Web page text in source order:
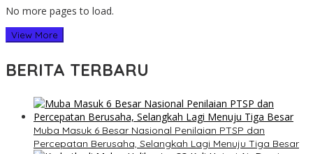
No more pages to load.
View More
BERITA TERBARU
Muba Masuk 6 Besar Nasional Penilaian PTSP dan
Percepatan Berusaha, Selangkah Lagi Menuju Tiga Besar